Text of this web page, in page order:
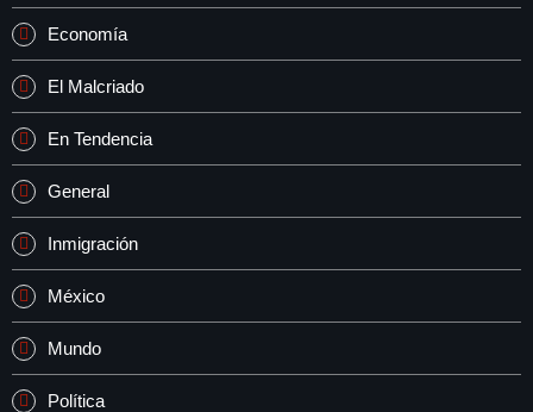
Economía
El Malcriado
En Tendencia
General
Inmigración
México
Mundo
Política